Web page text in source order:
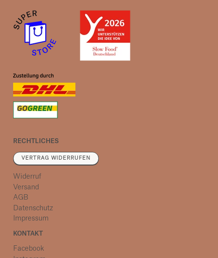
RECHTLICHES
VERTRAG WIDERRUFEN
Widerruf
Versand
AGB
Datenschutz
Impressum
KONTAKT
Facebook